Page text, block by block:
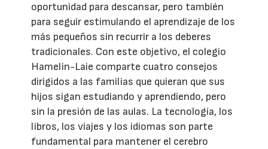
oportunidad para descansar, pero también
para seguir estimulando el aprendizaje de los
más pequeños sin recurrir a los deberes
tradicionales. Con este objetivo, el colegio
Hamelin-Laie comparte cuatro consejos
dirigidos a las familias que quieran que sus
hijos sigan estudiando y aprendiendo, pero
sin la presión de las aulas. La tecnología, los
libros, los viajes y los idiomas son parte
fundamental para mantener el cerebro